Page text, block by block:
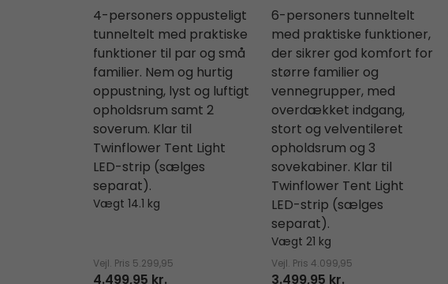
4-personers oppusteligt
tunneltelt med praktiske
funktioner til par og små
familier. Nem og hurtig
oppustning, lyst og luftigt
opholdsrum samt 2
soverum. Klar til
Twinflower Tent Light
LED-strip (sælges
separat).
Vægt 14.1 kg
Vejl. Pris 5.299,95
6-personers tunneltelt
med praktiske funktioner,
der sikrer god komfort for
større familier og
vennegrupper, med
overdækket indgang,
stort og velventileret
opholdsrum og 3
sovekabiner. Klar til
Twinflower Tent Light
LED-strip (sælges
separat).
Vægt 21 kg
Vejl. Pris 4.099,95